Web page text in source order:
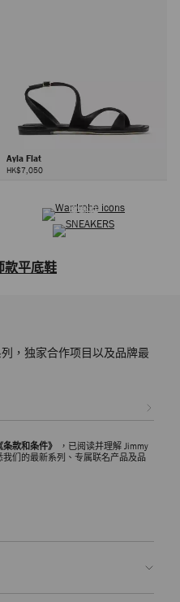
Ayla Flat
HK$7,050
運動鞋
款平底鞋
、平底
的办工造型搭配经典单品。
性珍珠纽扣，在经典中更添时尚
蕾舞平底鞋以精巧别致设计带来极
作为运动鞋的高级替代品，更显轻
的基础单品。Marlow Diamond 系
裙和运动上衣，打造学院风的时尚
让您的周末造型尽显休闲时尚。
，独家合作项目以及品牌最
《条款和条件》
，已阅读并理解 Jimmy
我们的最新系列、专属联名产品及品